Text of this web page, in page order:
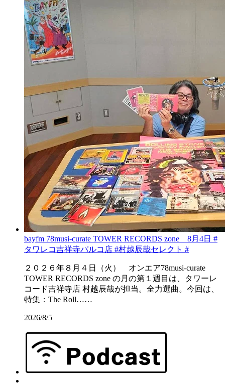
bayfm 78musi-curate TOWER RECORDS zone 8月4日 #
タワレコ吉祥寺パルコ店 #村越辰哉セレクト #
２０２６年８月４日（火） オンエア78musi-curate
TOWER RECORDS zone の月の第１週目は、タワーレ
コード吉祥寺店 村越辰哉が担当。全力選曲。今回は、
特集：The Roll……
2026/8/5